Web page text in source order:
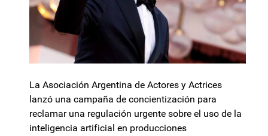
La Asociación Argentina de Actores y Actrices
lanzó una campaña de concientización para
reclamar una regulación urgente sobre el uso de la
inteligencia artificial en producciones